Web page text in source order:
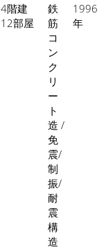
4階建
12部屋
鉄
筋
コ
ン
ク
リ
ー
ト
造 /
免
震/
制
振/
耐
震
構
造
1996
年